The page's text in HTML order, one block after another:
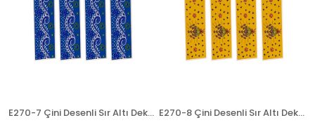
E270-7 Çini Desenli Sır Altı Dekal 3x23 cm E270-8 Çini Desenli Sır Altı Dekal 3x23 cm